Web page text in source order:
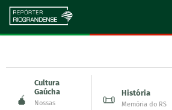
🧉
Cultura
Gaúcha
Nossas
📜 História
Memória do RS